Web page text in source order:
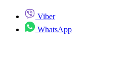
Viber
WhatsApp